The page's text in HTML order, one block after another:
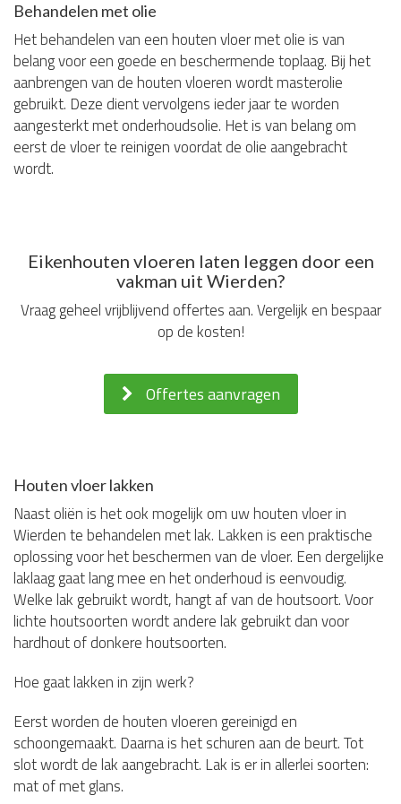
Behandelen met olie
Het behandelen van een houten vloer met olie is van
belang voor een goede en beschermende toplaag. Bij het
aanbrengen van de houten vloeren wordt masterolie
gebruikt. Deze dient vervolgens ieder jaar te worden
aangesterkt met onderhoudsolie. Het is van belang om
eerst de vloer te reinigen voordat de olie aangebracht
wordt.
Eikenhouten vloeren laten leggen door een
vakman uit Wierden?
Vraag geheel vrijblijvend offertes aan. Vergelijk en bespaar
op de kosten!
Offertes aanvragen
Houten vloer lakken
Naast oliën is het ook mogelijk om uw houten vloer in
Wierden te behandelen met lak. Lakken is een praktische
oplossing voor het beschermen van de vloer. Een dergelijke
laklaag gaat lang mee en het onderhoud is eenvoudig.
Welke lak gebruikt wordt, hangt af van de houtsoort. Voor
lichte houtsoorten wordt andere lak gebruikt dan voor
hardhout of donkere houtsoorten.
Hoe gaat lakken in zijn werk?
Eerst worden de houten vloeren gereinigd en
schoongemaakt. Daarna is het schuren aan de beurt. Tot
slot wordt de lak aangebracht. Lak is er in allerlei soorten:
mat of met glans.